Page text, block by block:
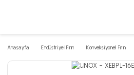
Anasayfa Endüstriyel Fırın Konveksiyonel Fırın